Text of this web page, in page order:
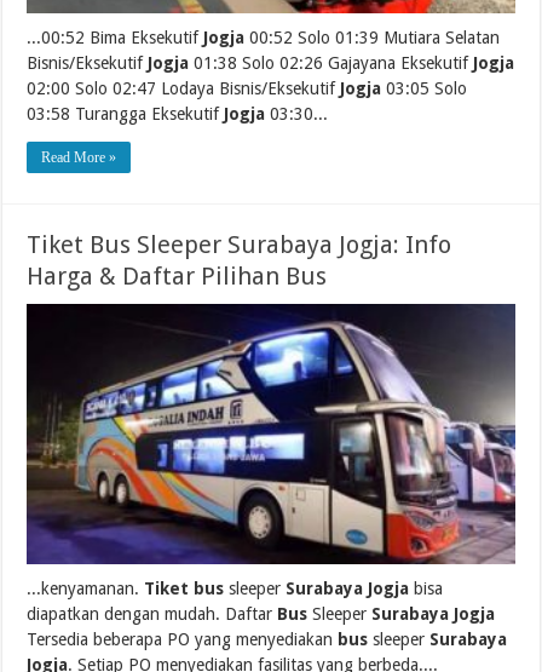
...00:52 Bima Eksekutif Jogja 00:52 Solo 01:39 Mutiara Selatan
Bisnis/Eksekutif Jogja 01:38 Solo 02:26 Gajayana Eksekutif Jogja
02:00 Solo 02:47 Lodaya Bisnis/Eksekutif Jogja 03:05 Solo
03:58 Turangga Eksekutif Jogja 03:30...
Read More »
Tiket Bus Sleeper Surabaya Jogja: Info
Harga & Daftar Pilihan Bus
...kenyamanan. Tiket bus sleeper Surabaya Jogja bisa
diapatkan dengan mudah. Daftar Bus Sleeper Surabaya Jogja
Tersedia beberapa PO yang menyediakan bus sleeper Surabaya
Jogja. Setiap PO menyediakan fasilitas yang berbeda....